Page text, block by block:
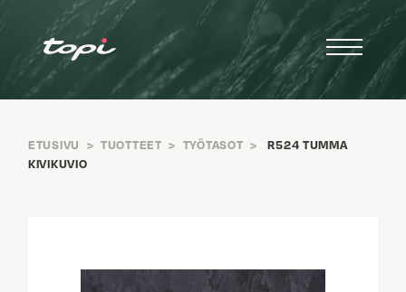
ETUSIVU > TUOTTEET > TYÖTASOT >
R524 TUMMA
KIVIKUVIO